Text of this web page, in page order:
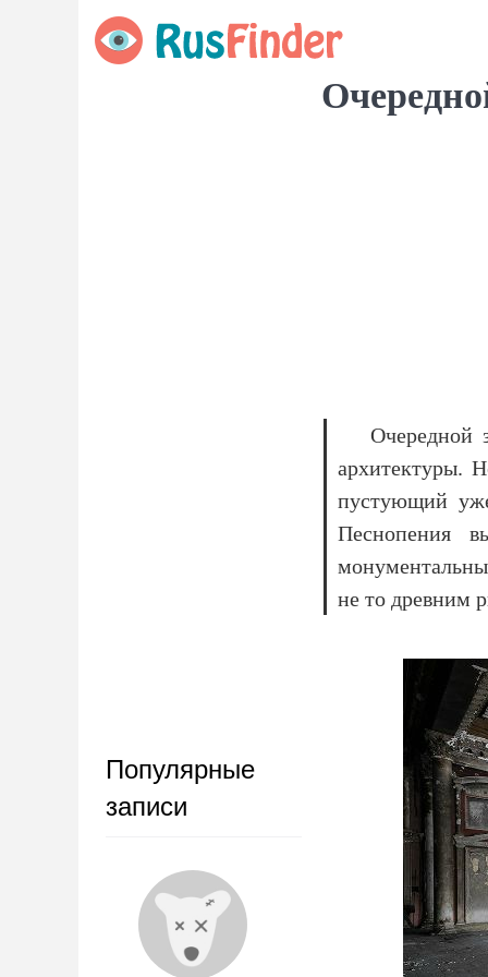
Очередной
архитектуры.
пустующий
Песнопения
не то древним
Популярные
записи